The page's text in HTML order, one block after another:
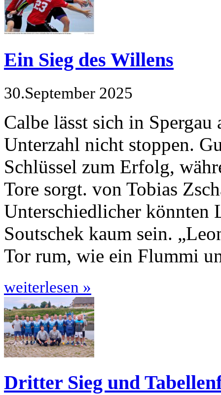
Ein Sieg des Willens
30.September 2025
Calbe lässt sich in
Unterzahl nicht stoppen.
Schlüssel zum Erfolg,
Tore sorgt. von Tobias
Unterschiedlicher könnten
Soutschek kaum sein.
Tor rum, wie ein Flummi
weiterlesen »
Dritter Sieg und